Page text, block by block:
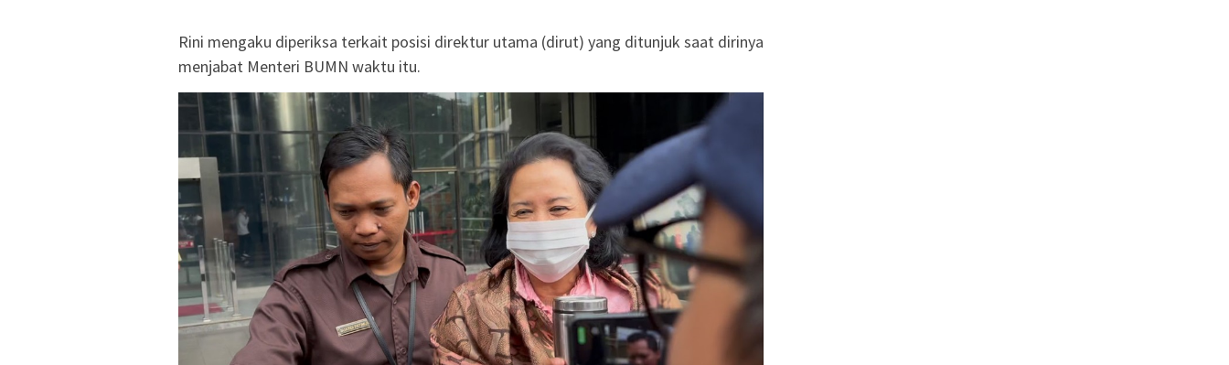
Rini mengaku diperiksa terkait posisi direktur utama (dirut) yang ditunjuk saat dirinya
menjabat Menteri BUMN waktu itu.